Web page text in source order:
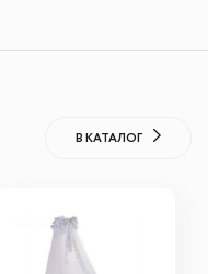
В КАТАЛОГ